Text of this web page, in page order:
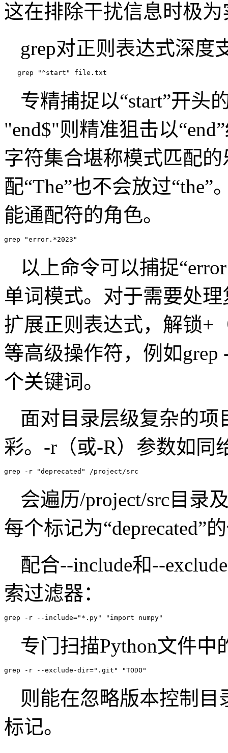
这在排除干扰信息时极
grep对正则表达式深度
grep "^start" file.txt
专精捕捉以“start”开头
"end$"则精准狙击以
字符集合堪称模式匹配
配“The”也不会放过
能通配符的角色。
grep "error.*2023"
以上命令可以捕捉
单词模式。对于需要处
扩展正则表达式，解锁+
等高级操作符，例如
个关键词。
面对目录层级复杂的项
彩。-r（或-R）参数如同
grep -r "deprecated" /project/src
会遍历/project/src目录
每个标记为“deprecated”
配合--include和--
索过滤器：
grep -r --include="*.py" "import numpy"
专门扫描Python文件中
grep -r --exclude-dir=".git" "TODO"
则能在忽略版本控制
标记。